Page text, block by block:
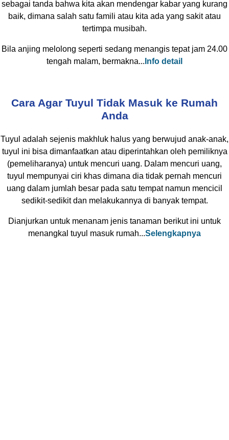
sebagai tanda bahwa kita akan mendengar kabar yang kurang
baik, dimana salah satu famili atau kita ada yang sakit atau
tertimpa musibah.
Bila anjing melolong seperti sedang menangis tepat jam 24.00
tengah malam, bermakna... Info detail
Cara Agar Tuyul Tidak Masuk ke Rumah
Anda
Tuyul adalah sejenis makhluk halus yang berwujud anak-anak,
tuyul ini bisa dimanfaatkan atau diperintahkan oleh pemiliknya
(pemeliharanya) untuk mencuri uang. Dalam mencuri uang,
tuyul mempunyai ciri khas dimana dia tidak pernah mencuri
uang dalam jumlah besar pada satu tempat namun mencicil
sedikit-sedikit dan melakukannya di banyak tempat.
Dianjurkan untuk menanam jenis tanaman berikut ini untuk
menangkal tuyul masuk rumah...Selengkapnya